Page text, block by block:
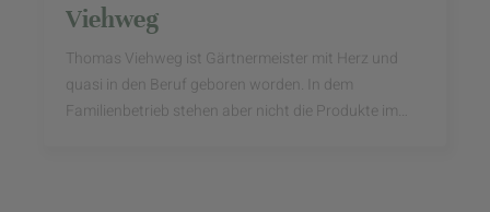
Viehweg
Thomas Viehweg ist Gärtnermeister mit Herz und
quasi in den Beruf geboren worden. In dem
Familienbetrieb stehen aber nicht die Produkte im